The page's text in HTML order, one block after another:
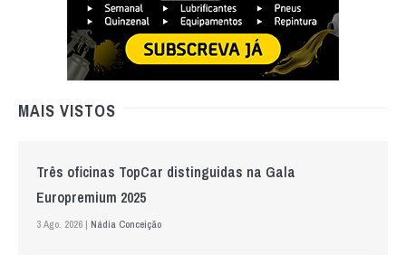
MAIS VISTOS
Três oficinas TopCar distinguidas na Gala
Europremium 2025
3 Ago. 2026 | Nádia Conceição